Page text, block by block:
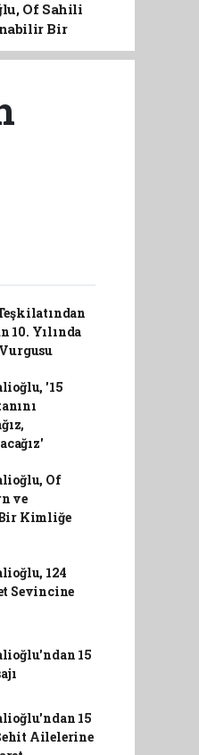
Of Sahili
Bir
10. Yılında
'15
Of
ve
Kimliğe
124
Sevincine
15
15
Ailelerine